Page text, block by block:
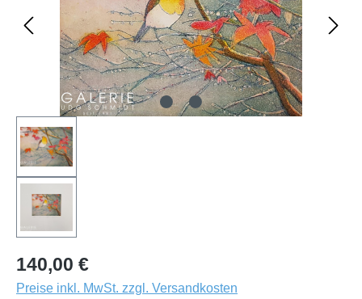
140,00 €
Preise inkl. MwSt. zzgl. Versandkosten